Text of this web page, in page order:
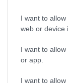
I want to
web or device
I want to
or app.
I want to